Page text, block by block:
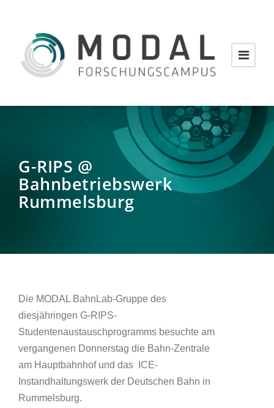
G-RIPS @
Bahnbetriebswerk
Rummelsburg
Die MODAL BahnLab-Gruppe des
diesjähringen G-RIPS-
Studentenaustauschprogramms besuchte am
vergangenen Donnerstag die Bahn-Zentrale
am Hauptbahnhof und das ICE-
Instandhaltungswerk der Deutschen Bahn in
Rummelsburg.